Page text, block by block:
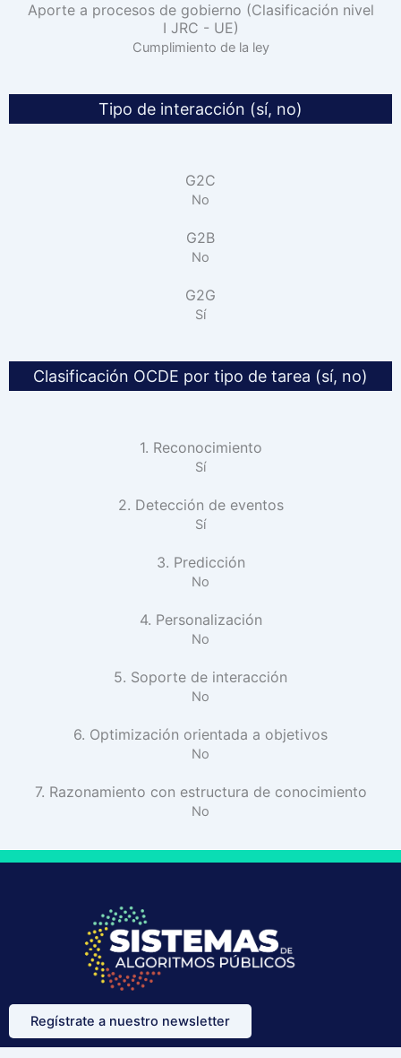
Aporte a procesos de gobierno (Clasificación nivel
I JRC - UE)
Cumplimiento de la ley
Tipo de interacción (sí, no)
G2C
No
G2B
No
G2G
Sí
Clasificación OCDE por tipo de tarea (sí, no)
1. Reconocimiento
Sí
2. Detección de eventos
Sí
3. Predicción
No
4. Personalización
No
5. Soporte de interacción
No
6. Optimización orientada a objetivos
No
7. Razonamiento con estructura de conocimiento
No
Regístrate a nuestro newsletter